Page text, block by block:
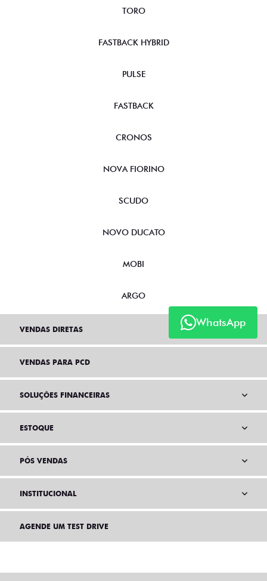
WhatsApp
TORO
FASTBACK HYBRID
PULSE
FASTBACK
CRONOS
NOVA FIORINO
SCUDO
NOVO DUCATO
MOBI
ARGO
VENDAS DIRETAS
VENDAS PARA PCD
SOLUÇÕES FINANCEIRAS
ESTOQUE
PÓS VENDAS
INSTITUCIONAL
AGENDE UM TEST DRIVE